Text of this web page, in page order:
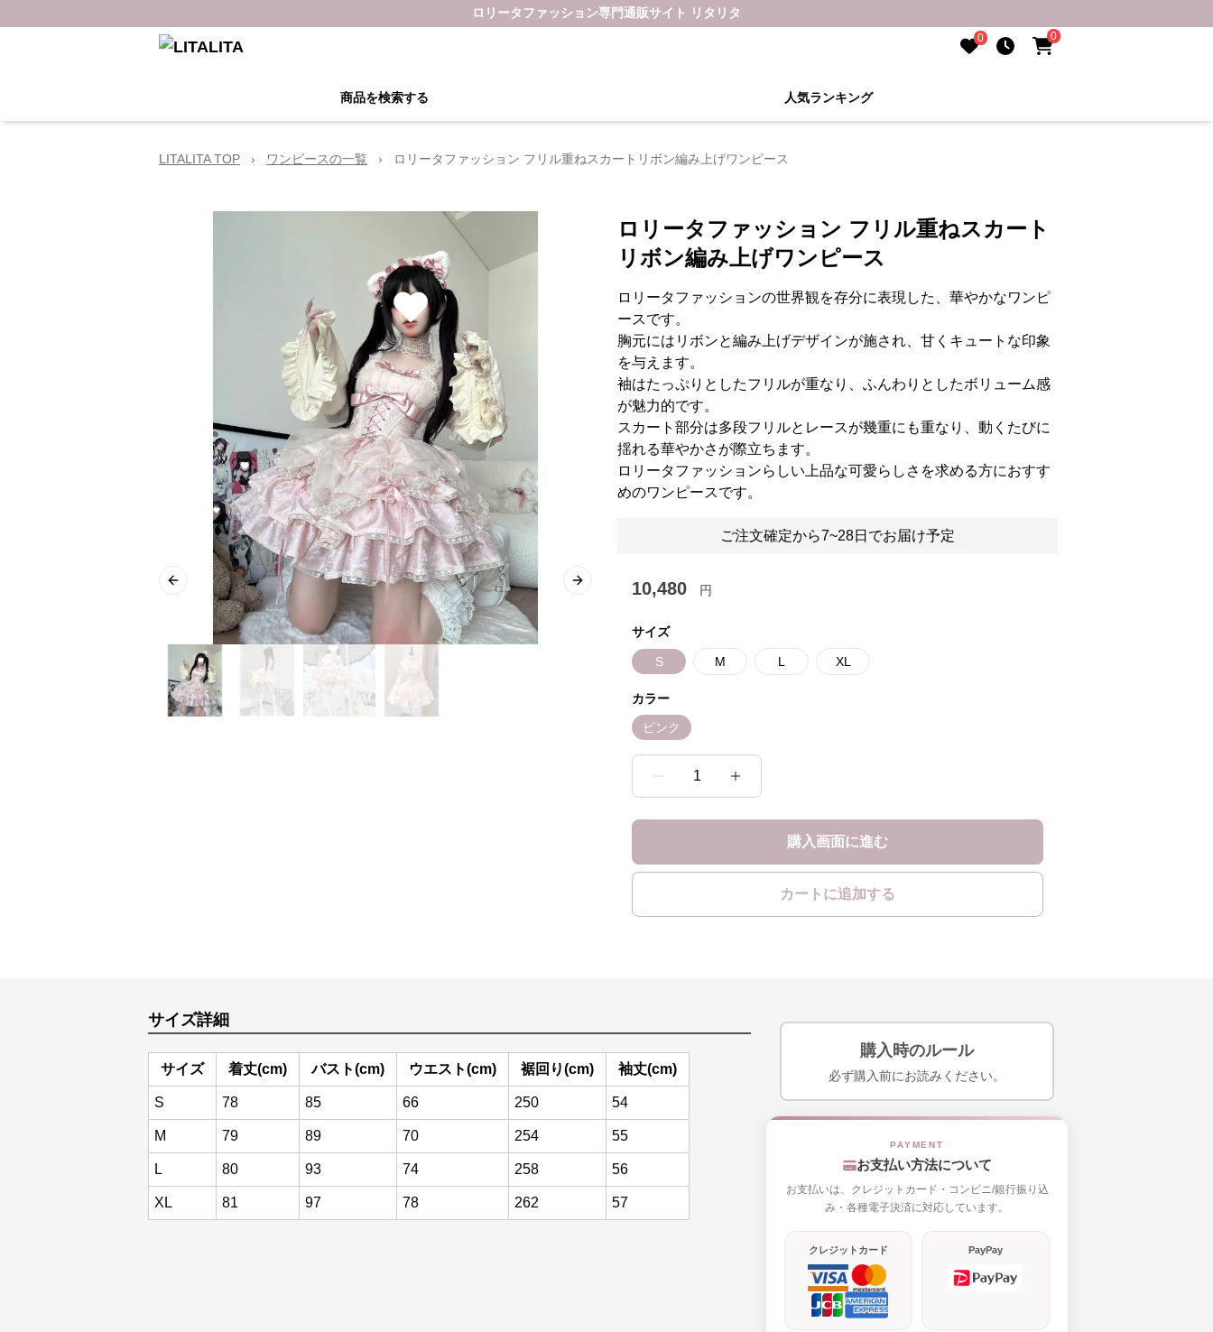
ロリータファッション専門通販サイト リタリタ
0 0
商品を検索する 人気ランキング
LITALITA TOP › ワンピースの一覧 › ロリータファッション フリル重ねスカートリボン編み上げワンピース
Previous slide Next slide
ロリータファッション フリル重ねスカート
リボン編み上げワンピース
ロリータファッションの世界観を存分に表現した、華やかなワンピ
ースです。
胸元にはリボンと編み上げデザインが施され、甘くキュートな印象
を与えます。
袖はたっぷりとしたフリルが重なり、ふんわりとしたボリューム感
が魅力的です。
スカート部分は多段フリルとレースが幾重にも重なり、動くたびに
揺れる華やかさが際立ちます。
ロリータファッションらしい上品な可愛らしさを求める方におすす
めのワンピースです。
ご注文確定から7~28日でお届け予定
10,480 円
サイズ
S M L XL
カラー
ピンク
1
購入画面に進む
カートに追加する
サイズ詳細
サイズ 着丈(cm) バスト(cm) ウエスト(cm) 裾回り(cm) 袖丈(cm)
S 78 85 66 250 54
M 79 89 70 254 55
L 80 93 74 258 56
XL 81 97 78 262 57
購入時のルール
必ず購入前にお読みください。
お支払い方法について
お支払いは、クレジットカード・コンビニ/銀行振り込
み・各種電子決済に対応しています。
クレジットカード PayPay